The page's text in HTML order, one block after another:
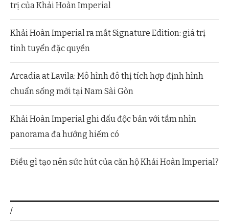
trị của Khải Hoàn Imperial
Khải Hoàn Imperial ra mắt Signature Edition: giá trị
tinh tuyển đặc quyền
Arcadia at Lavila: Mô hình đô thị tích hợp định hình
chuẩn sống mới tại Nam Sài Gòn
Khải Hoàn Imperial ghi dấu độc bản với tầm nhìn
panorama đa hướng hiếm có
Điều gì tạo nên sức hút của căn hộ Khải Hoàn Imperial?
/